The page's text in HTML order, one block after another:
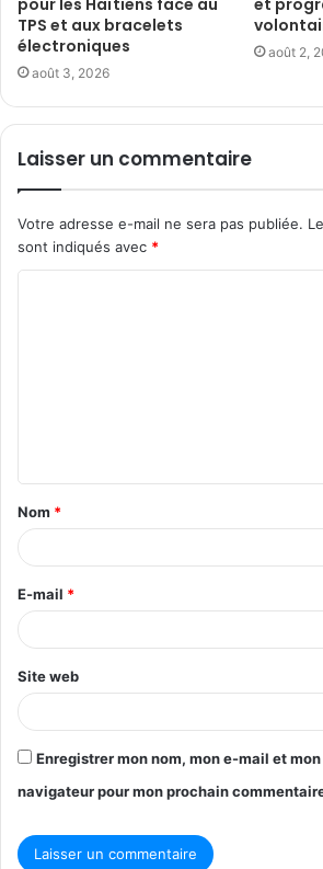
TPS et aux bracelets
électroniques
août 3, 2026
août 2,
Laisser un commentaire
Votre adresse e-mail ne sera pas publiée.
sont indiqués avec *
t
a
e
*
Nom *
E-mail *
Site web
Enregistrer mon nom, mon e-mail et
navigateur pour mon prochain